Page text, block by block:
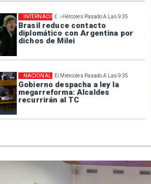
El Miércoles Pasado A Las 9:35
Brasil reduce contacto
diplomático con Argentina por
dichos de Milei
INTERNACIONAL
El Miércoles Pasado A Las 9:35
Gobierno despacha a ley la
megarreforma: Alcaldes
recurrirán al TC
NACIONAL